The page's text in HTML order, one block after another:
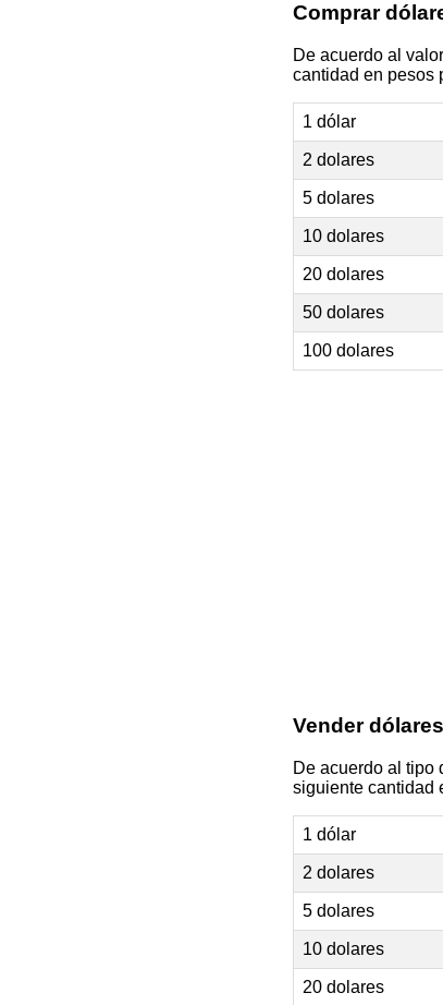
Comprar
De acuerdo al
cantidad en pesos
1 dólar
2 dolares
5 dolares
10 dolares
20 dolares
50 dolares
100 dolares
Vender
De acuerdo al tipo
siguiente cantidad
1 dólar
2 dolares
5 dolares
10 dolares
20 dolares